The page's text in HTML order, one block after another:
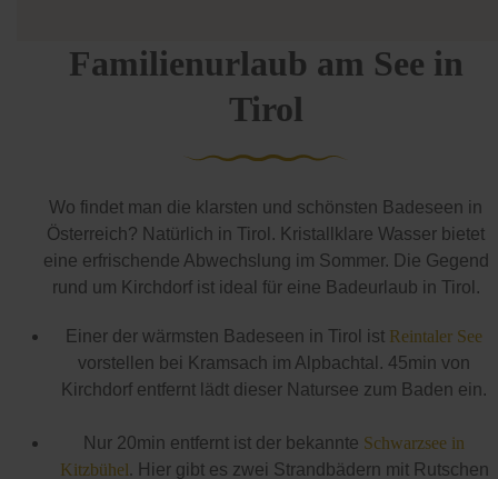
Familienurlaub am See in
Tirol
Wo findet man die klarsten und schönsten Badeseen in
Österreich? Natürlich in Tirol. Kristallklare Wasser bietet
eine erfrischende Abwechslung im Sommer. Die Gegend
rund um Kirchdorf ist ideal für eine Badeurlaub in Tirol.
Einer der wärmsten Badeseen in Tirol ist Reintaler See
vorstellen bei Kramsach im Alpbachtal. 45min von
Kirchdorf entfernt lädt dieser Natursee zum Baden ein.
Nur 20min entfernt ist der bekannte Schwarzsee in
Kitzbühel. Hier gibt es zwei Strandbädern mit Rutschen